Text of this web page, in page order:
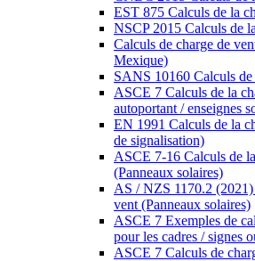
EST 875 Calculs de la
NSCP 2015 Calculs de
Calculs de charge de
Mexique)
SANS 10160 Calculs
ASCE 7 Calculs de la
autoportant / enseignes
EN 1991 Calculs de la
de signalisation)
ASCE 7-16 Calculs de
(Panneaux solaires)
AS / NZS 1170.2
vent (Panneaux solaires)
ASCE 7 Exemples de
pour les cadres / signes
ASCE 7 Calculs de